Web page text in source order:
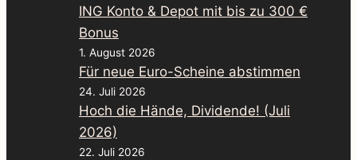
ING Konto & Depot mit bis zu 300 €
Bonus
1. August 2026
Für neue Euro-Scheine abstimmen
24. Juli 2026
Hoch die Hände, Dividende! (Juli
2026)
22. Juli 2026